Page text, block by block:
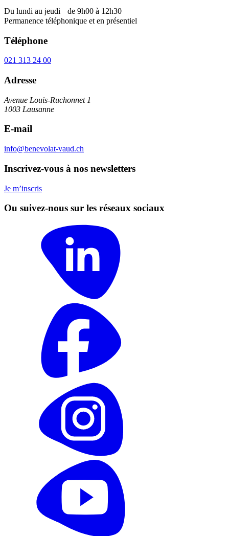
Du lundi au jeudi de 9h00 à 12h30
Permanence téléphonique et en présentiel
Téléphone
021 313 24 00
Adresse
Avenue Louis-Ruchonnet 1
1003 Lausanne
E-mail
info@benevolat-vaud.ch
Inscrivez-vous à nos newsletters
Je m’inscris
Ou suivez-nous sur les réseaux sociaux